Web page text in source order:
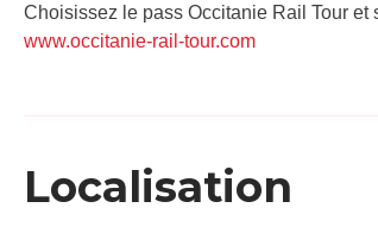
Choisissez le pass Occitanie Rail Tour et
www.occitanie-rail-tour.com
Localisation